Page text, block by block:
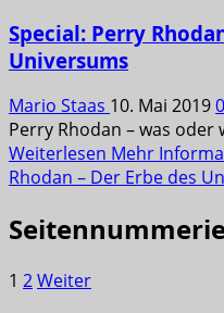
Special: Perry
Universums
Mario Staas 10. Mai 20190
Perry Rhodan – was oder
Weiterlesen Mehr
Rhodan – Der Erbe des
1 2Weiter